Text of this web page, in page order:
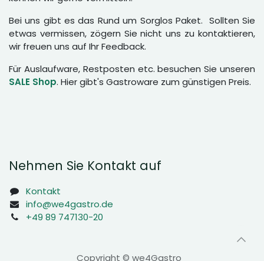
Bei uns gibt es das Rund um Sorglos Paket. Sollten Sie
etwas vermissen, zögern Sie nicht uns zu kontaktieren,
wir freuen uns auf Ihr Feedback.
Für Auslaufware, Restposten etc. besuchen Sie unseren
SALE Shop. Hier gibt's Gastroware zum günstigen Preis.
Nehmen Sie Kontakt auf
Kontakt
info@we4gastro.de
+49 89 747130-20
Copyright © we4Gastro